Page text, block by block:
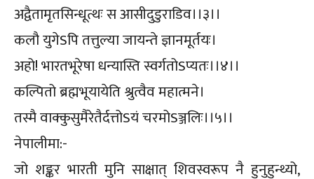
अद्वैतामृतसिन्धूत्थः स आसीदुडुराडिव।।३।।
कलौ युगेSपि तत्तुल्या जायन्ते ज्ञानमूर्तयः।
अहो! भारतभूरेषा धन्यास्ति स्वर्गतोSप्यतः।।४।।
कल्पितो ब्रह्मभूयायेति श्रुत्वैव महात्मने।
तस्मै वाक्कुसुमैरेतैर्दत्त‍ोSयं चरमोSञ्जलिः।।५।।
नेपालीमा:-
जो शङ्कर भारती मुनि साक्षात् शिवस्वरूप नै हुनुहुन्थ्यो,